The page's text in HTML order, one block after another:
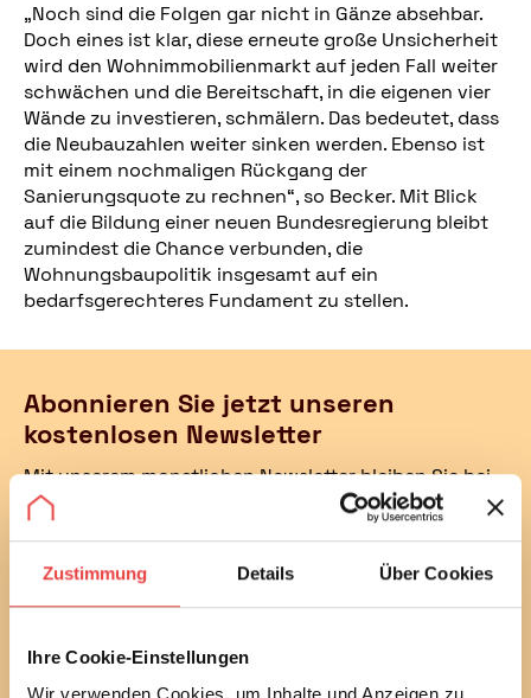
Zustimmung Details Über Cookies
Ihre Cookie-Einstellungen
„Noch sind die Folgen gar nicht in Gänze absehbar.
Doch eines ist klar, diese erneute große Unsicherheit
wird den Wohnimmobilienmarkt auf jeden Fall weiter
schwächen und die Bereitschaft, in die eigenen vier
Wände zu investieren, schmälern. Das bedeutet, dass
die Neubauzahlen weiter sinken werden. Ebenso ist
mit einem nochmaligen Rückgang der
Sanierungsquote zu rechnen“, so Becker. Mit Blick
auf die Bildung einer neuen Bundesregierung bleibt
zumindest die Chance verbunden, die
Wohnungsbaupolitik insgesamt auf ein
bedarfsgerechteres Fundament zu stellen.
Abonnieren Sie jetzt unseren
kostenlosen Newsletter
Mit unserem monatlichen Newsletter bleiben Sie bei
bautechnischen und baurechtlichen
Verbraucherthemen immer auf dem Laufenden.
Entwicklungen des Vereins.
abbestellen.